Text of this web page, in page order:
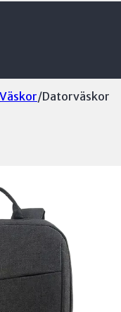
Väskor/Datorväskor